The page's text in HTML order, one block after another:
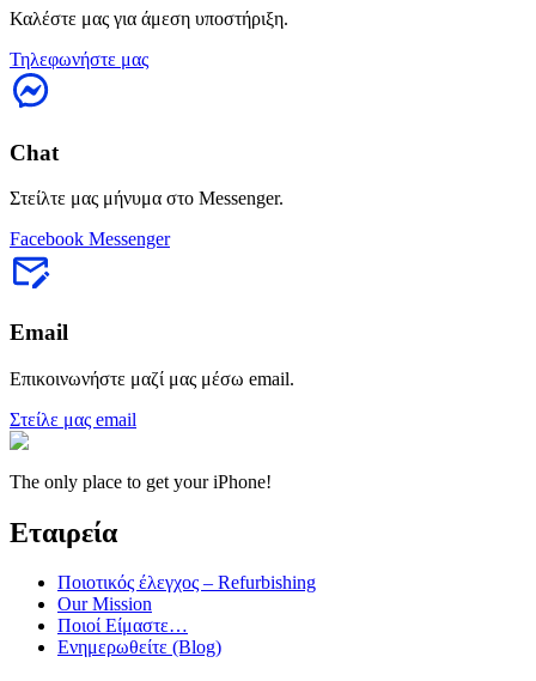
Καλέστε μας για άμεση υποστήριξη.
Τηλεφωνήστε μας
Chat
Στείλτε μας μήνυμα στο Messenger.
Facebook Messenger
Email
Επικοινωνήστε μαζί μας μέσω email.
Στείλε μας email
The only place to get your iPhone!
Εταιρεία
Ποιοτικός έλεγχος – Refurbishing
Our Mission
Ποιοί Είμαστε…
Ενημερωθείτε (Blog)